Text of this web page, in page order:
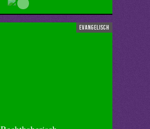
evangelisch